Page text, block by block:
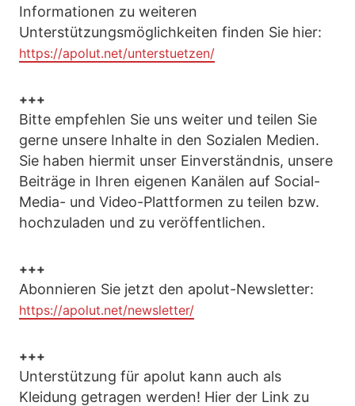
Informationen zu weiteren
Unterstützungsmöglichkeiten finden Sie hier:
https://apolut.net/unterstuetzen/
+++
Bitte empfehlen Sie uns weiter und teilen Sie
gerne unsere Inhalte in den Sozialen Medien.
Sie haben hiermit unser Einverständnis, unsere
Beiträge in Ihren eigenen Kanälen auf Social-
Media- und Video-Plattformen zu teilen bzw.
hochzuladen und zu veröffentlichen.
+++
Abonnieren Sie jetzt den apolut-Newsletter:
https://apolut.net/newsletter/
+++
Unterstützung für apolut kann auch als
Kleidung getragen werden! Hier der Link zu